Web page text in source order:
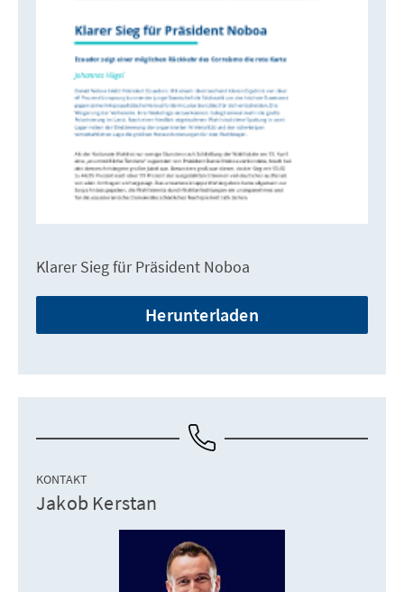
Klarer Sieg für Präsident Noboa
Herunterladen
KONTAKT
Jakob Kerstan